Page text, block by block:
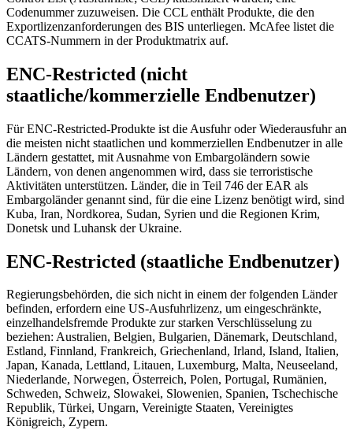
Codenummer zuzuweisen. Die CCL enthält Produkte, die den
Exportlizenzanforderungen des BIS unterliegen. McAfee listet die
CCATS-Nummern in der Produktmatrix auf.
ENC-Restricted (nicht
staatliche/kommerzielle Endbenutzer)
Für ENC-Restricted-Produkte ist die Ausfuhr oder Wiederausfuhr an
die meisten nicht staatlichen und kommerziellen Endbenutzer in alle
Ländern gestattet, mit Ausnahme von Embargoländern sowie
Ländern, von denen angenommen wird, dass sie terroristische
Aktivitäten unterstützen. Länder, die in Teil 746 der EAR als
Embargoländer genannt sind, für die eine Lizenz benötigt wird, sind
Kuba, Iran, Nordkorea, Sudan, Syrien und die Regionen Krim,
Donetsk und Luhansk der Ukraine.
ENC-Restricted (staatliche Endbenutzer)
Regierungsbehörden, die sich nicht in einem der folgenden Länder
befinden, erfordern eine US-Ausfuhrlizenz, um eingeschränkte,
einzelhandelsfremde Produkte zur starken Verschlüsselung zu
beziehen: Australien, Belgien, Bulgarien, Dänemark, Deutschland,
Estland, Finnland, Frankreich, Griechenland, Irland, Island, Italien,
Japan, Kanada, Lettland, Litauen, Luxemburg, Malta, Neuseeland,
Niederlande, Norwegen, Österreich, Polen, Portugal, Rumänien,
Schweden, Schweiz, Slowakei, Slowenien, Spanien, Tschechische
Republik, Türkei, Ungarn, Vereinigte Staaten, Vereinigtes
Königreich, Zypern.